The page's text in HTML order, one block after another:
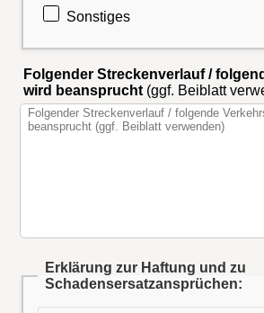
Sonstiges
Folgender Streckenverlauf /
wird beansprucht(ggf. Beiblatt
Erklärung zur Haftung und zu
Schadensersatzansprüchen: